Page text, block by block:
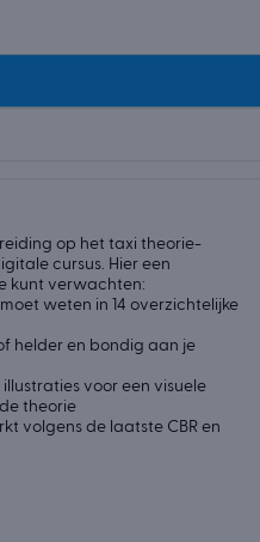
op het taxi theorie-
cursus. Hier een
kunt verwachten:
weten in 14 overzichtelijke
helder en bondig aan je
voor een visuele
theorie
volgens de laatste CBR en